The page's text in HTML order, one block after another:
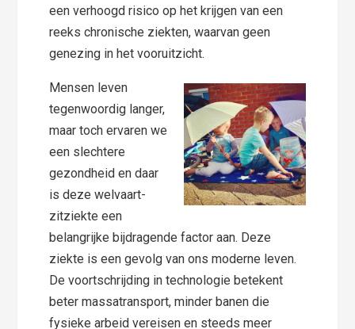
een verhoogd risico op het krijgen van een
reeks chronische ziekten, waarvan geen
genezing in het vooruitzicht.
Mensen leven
tegenwoordig langer,
maar toch ervaren we
een slechtere
gezondheid en daar
is deze welvaart-
zitziekte een
belangrijke bijdragende factor aan. Deze
ziekte is een gevolg van ons moderne leven.
De voortschrijding in technologie betekent
beter massatransport, minder banen die
fysieke arbeid vereisen en steeds meer